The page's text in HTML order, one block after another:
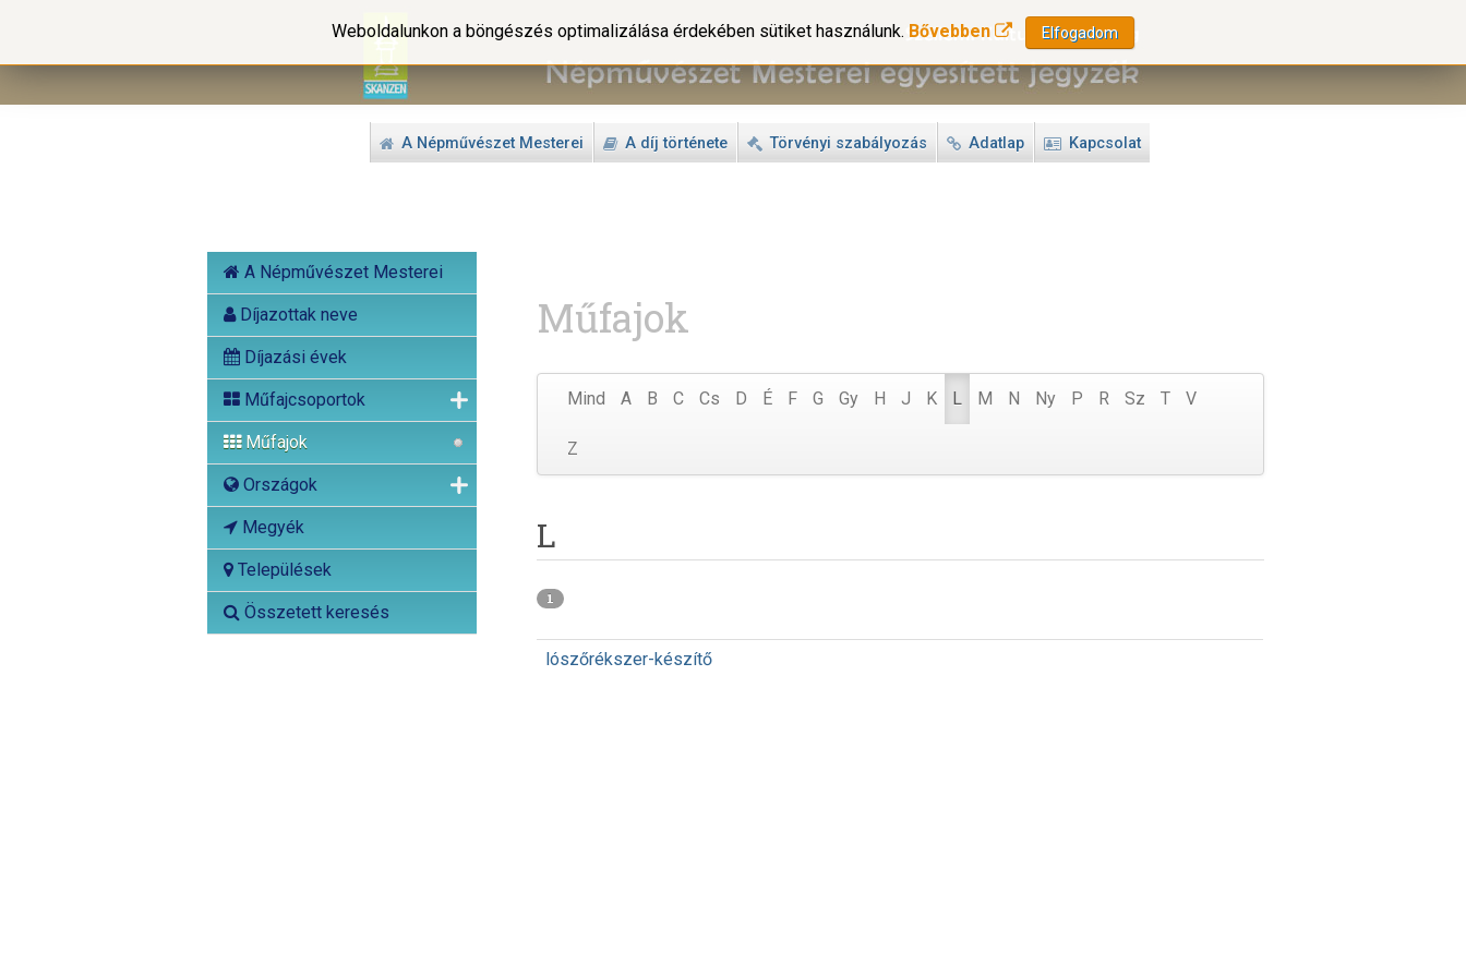
A Népművészet Mesterei A díj története Törvényi szabályozás Adatlap Kapcsolat
A Népművészet Mesterei
Díjazottak neve
Díjazási évek
Műfajcsoportok
Műfajok
Országok
Megyék
Települések
Összetett keresés
Weboldalunkon a böngészés optimalizálása érdekében sütiket használunk. Bővebben Elfogadom
Műfajok
Mind A B C Cs D É F G Gy H J K L M N Ny P R Sz T V
Z
L
1
lószőrékszer-készítő